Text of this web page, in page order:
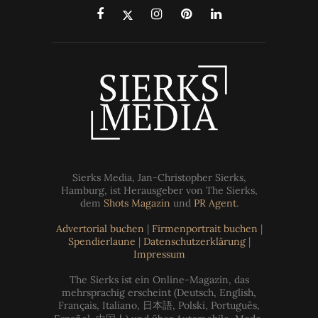
Sierks Media, Jan-Christopher Sierks,
Hamburg, ist Herausgeber von The Sierks,
dem Shots Magazin und PR Agent.
Advertorial buchen | Firmenportrait buchen |
Spendierlaune | Datenschutzerklärung|
Impressum
The Sierks ist ein Online-Magazin, das
mehrsprachig erscheint (Deutsch, English,
Français, Italiano, 日本語, Polski, Português,